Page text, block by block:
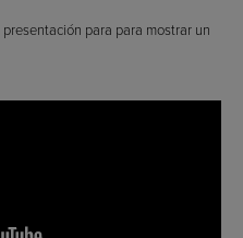
para para mostrar un